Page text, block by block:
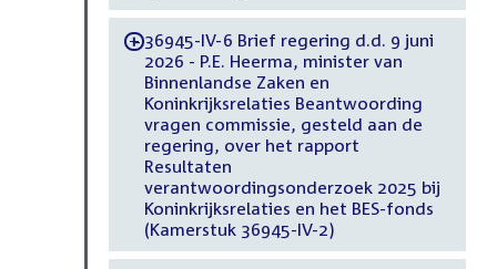
-36945-IV-6 Brief regering d.d. 9 juni
2026 - P.E. Heerma, minister van
Binnenlandse Zaken en
Koninkrijksrelaties Beantwoording
vragen commissie, gesteld aan de
regering, over het rapport
Resultaten
verantwoordingsonderzoek 2025 bij
Koninkrijksrelaties en het BES-fonds
(Kamerstuk 36945-IV-2)